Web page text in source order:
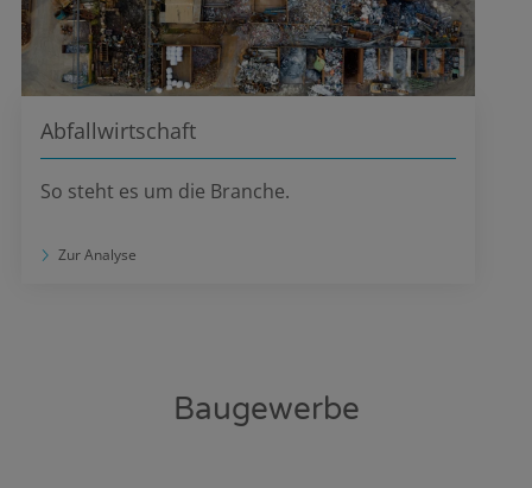
Abfallwirtschaft
So steht es um die Branche.
Zur Analyse
Baugewerbe